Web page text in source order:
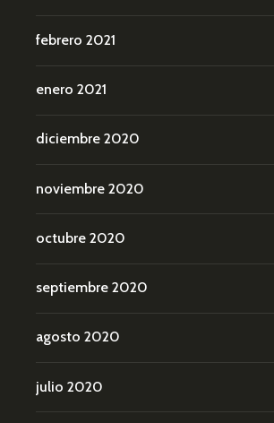
febrero 2021
enero 2021
diciembre 2020
noviembre 2020
octubre 2020
septiembre 2020
agosto 2020
julio 2020